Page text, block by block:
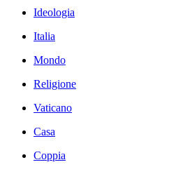
Ideologia
Italia
Mondo
Religione
Vaticano
Casa
Coppia